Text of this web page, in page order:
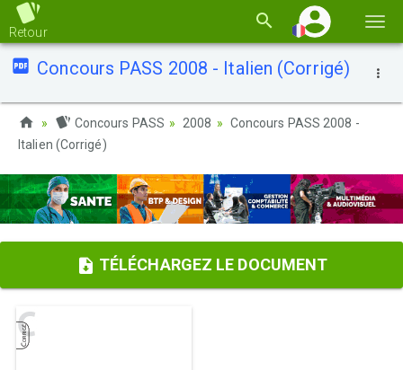
la
Retour
Concours PASS 2008 - Italien (Corrigé)
Concours PASS 2008
Concours PASS 2008 -
Italien (Corrigé)
TÉLÉCHARGEZ LE DOCUMENT